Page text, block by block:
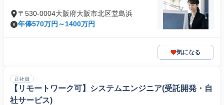
〒530-0004大阪府大阪市北区堂島浜
年俸570万円～1400万円
気になる
正社員
【リモートワーク可】システムエンジニア(受託開発・自
社サービス)